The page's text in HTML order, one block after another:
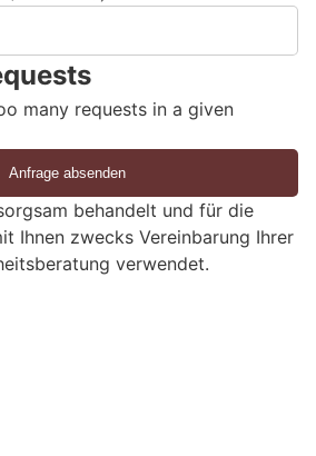
many requests in a given
behandelt und für die
Ihnen zwecks Vereinbarung Ihrer
verwendet.